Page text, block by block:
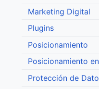
Marketing Digital
Plugins
Posicionamiento
Posicionamiento
Protección de